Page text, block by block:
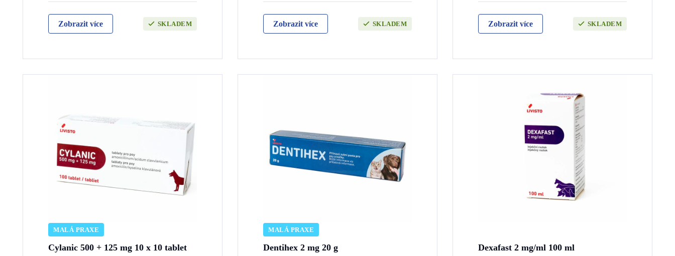
Zobrazit více SKLADEM Zobrazit více SKLADEM Zobrazit více SKLADEM
MALÁ PRAXE
Cylanic 500 + 125 mg 10 x 10 tablet
MALÁ PRAXE
Dentihex 2 mg 20 g Dexafast 2 mg/ml 100 ml